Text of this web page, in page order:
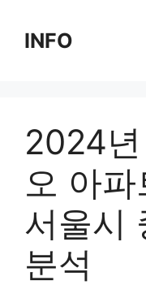
contentINFO
2024
오 아
서울시
분석